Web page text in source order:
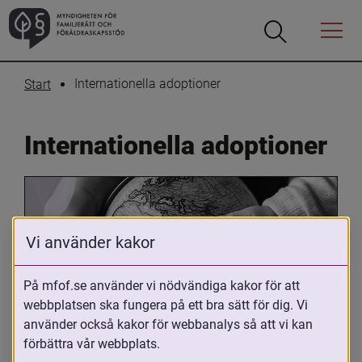
Öppna
Öppna
Menyn
Start Internationella adoptioner
Internationella adoptioner
Oavsett om du är adopterad,
adoptivförälder eller arbetar med
Vi använder kakor
På mfof.se använder vi nödvändiga kakor för att
webbplatsen ska fungera på ett bra sätt för dig. Vi
använder också kakor för webbanalys så att vi kan
förbättra vår webbplats.